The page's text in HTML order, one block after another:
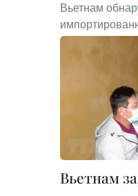
Вьетнам
Вьетнам